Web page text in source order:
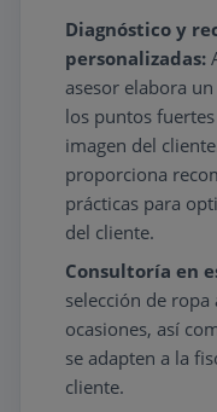
Diagnóstico y
personalizadas:
asesor elabora
los puntos
imagen del
proporciona
prácticas para
del cliente.
Consultoría en
selección de ropa
ocasiones, así
se adapten a la
cliente.